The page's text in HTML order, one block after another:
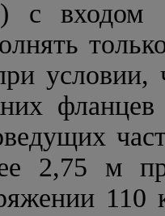
с входом
условии,
2,75 м